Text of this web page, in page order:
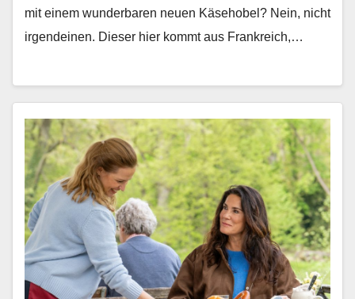
mit einem wun­der­baren neuen Käse­ho­bel? Nein, nicht
irgen­deinen. Dieser hier kommt aus Frankre­ich,…